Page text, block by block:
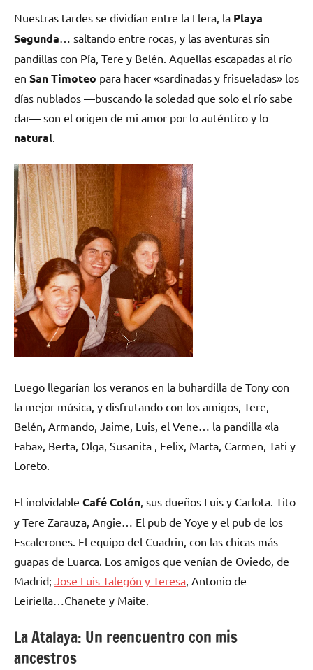
Nuestras tardes se dividían entre la Llera, la Playa
Segunda … saltando entre rocas, y las aventuras sin
pandillas con Pía, Tere y Belén. Aquellas escapadas al río
en San Timoteo para hacer «sardinadas y frisueladas» los
días nublados —buscando la soledad que solo el río sabe
dar— son el origen de mi amor por lo auténtico y lo
natural
Luego llegarían los veranos en la buhardilla de Tony con
la mejor música, y disfrutando con los amigos, Tere,
Belén, Armando, Jaime, Luis, el Vene… la pandilla «la
Faba», Berta, Olga, Susanita , Felix, Marta, Carmen, Tati y
Loreto.
El inolvidable Café Colón, sus dueños Luis y Carlota. Tito
y Tere Zarauza, Angie… El pub de Yoye y el pub de los
Escalerones. El equipo del Cuadrin, con las chicas más
guapas de Luarca. Los amigos que venían de Oviedo, de
Madrid; Jose Luis Talegón y Teresa, Antonio de
Leiriella…Chanete y Maite.
La Atalaya: Un reencuentro con mis
ancestros